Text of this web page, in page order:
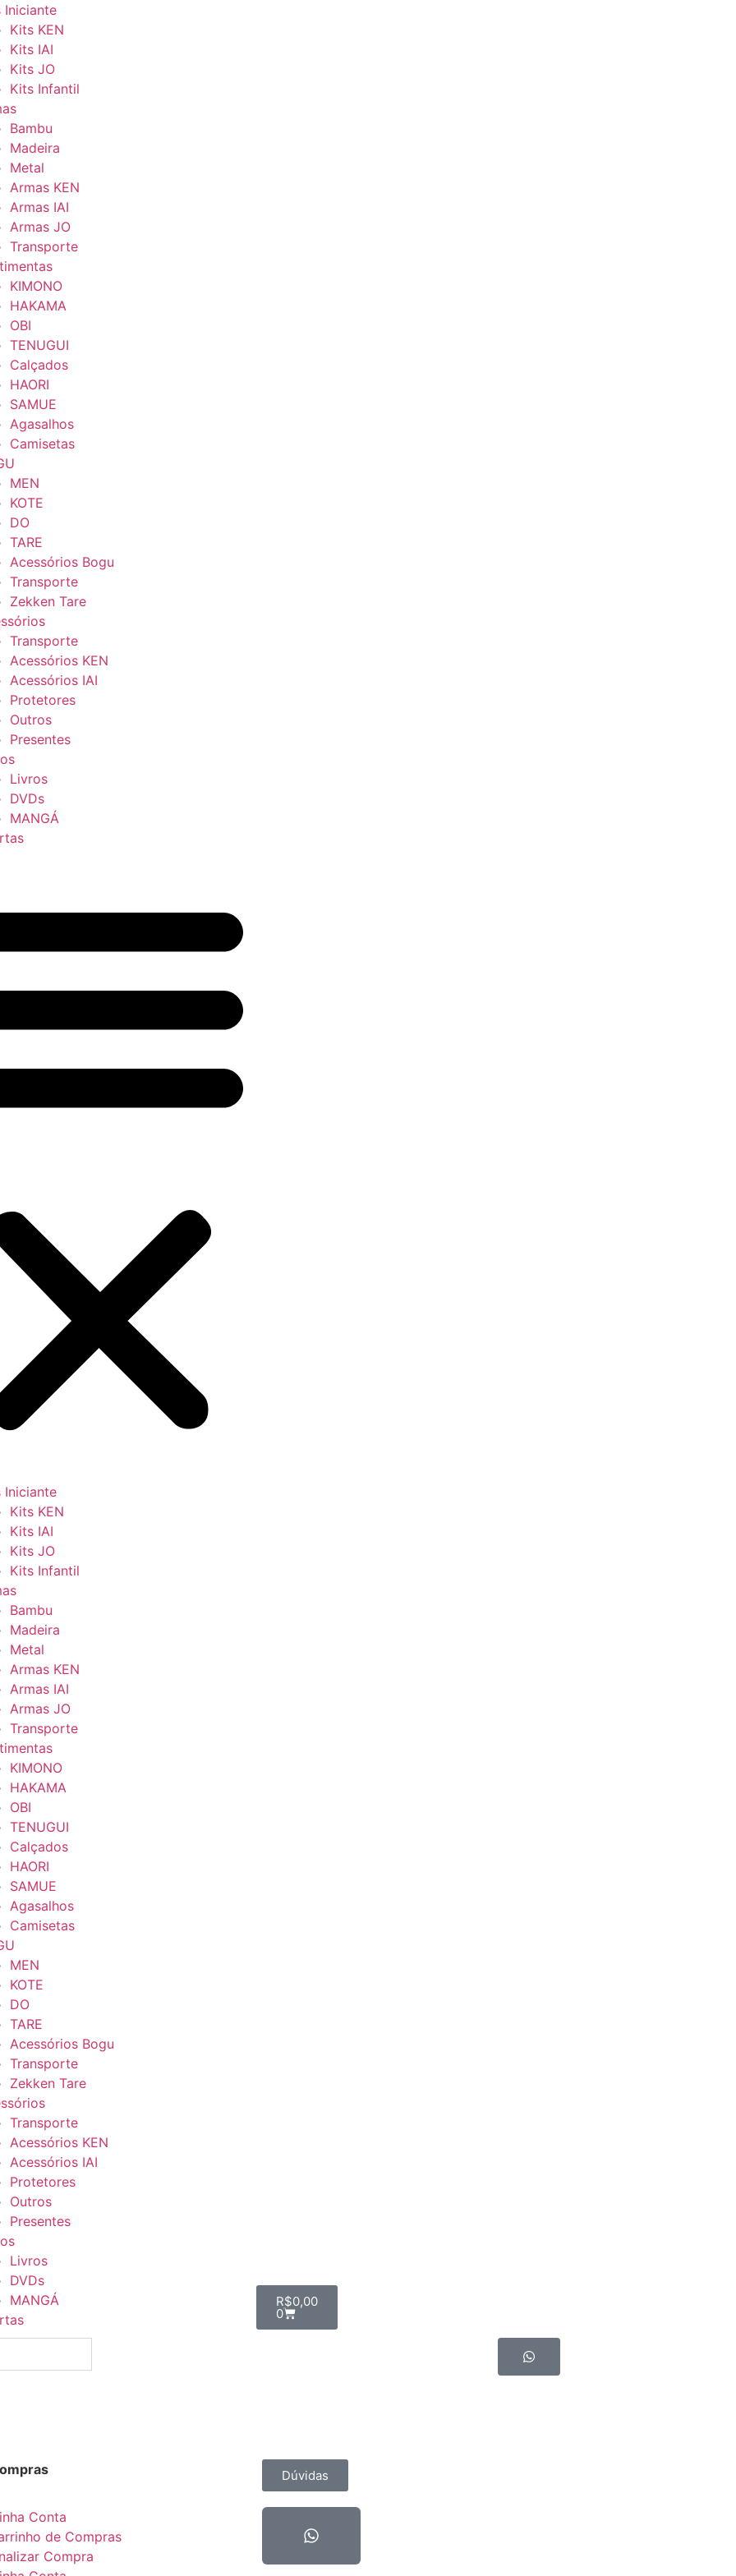
Iniciante
Kits KEN
Kits IAI
Kits JO
Kits Infantil
Bambu
Madeira
Metal
Armas KEN
Armas IAI
Armas JO
Transporte
KIMONO
HAKAMA
OBI
TENUGUI
Calçados
HAORI
SAMUE
Agasalhos
Camisetas
MEN
KOTE
DO
TARE
Acessórios Bogu
Transporte
Zekken Tare
Transporte
Acessórios KEN
Acessórios IAI
Protetores
Outros
Presentes
Livros
DVDs
MANGÁ
Iniciante
Kits KEN
Kits IAI
Kits JO
Kits Infantil
Bambu
Madeira
Metal
Armas KEN
Armas IAI
Armas JO
Transporte
KIMONO
HAKAMA
OBI
TENUGUI
Calçados
HAORI
SAMUE
Agasalhos
Camisetas
MEN
KOTE
DO
TARE
Acessórios Bogu
Transporte
Zekken Tare
Transporte
Acessórios KEN
Acessórios IAI
Protetores
Outros
Presentes
Livros
DVDs
MANGÁ
R$0,00
0
Conta
de Compras
Compra
Contato
Dúvidas